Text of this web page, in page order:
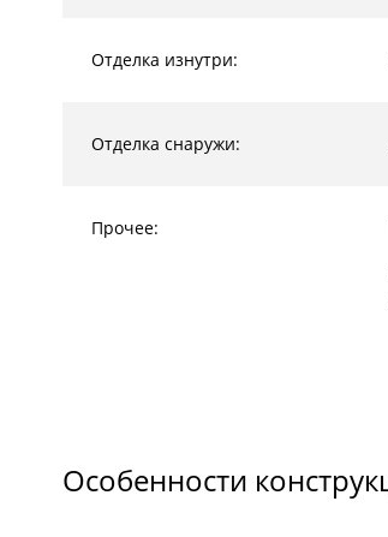
Отделка изнутри:
Отделка снаружи:
Прочее:
Особенности